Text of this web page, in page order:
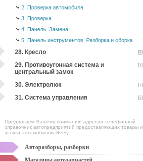
2. Проверка автомобиля
3. Проверка
4. Панель. Замена
5. Панель инструментов. Разборка и сборка
28. Кресло
29. Противоугонная система и
центральный замок
30. Электролюк
31. Система управления
Предлагаем Вашему вниманию адресно-телефонный
справочник автопредприятий предоставляющих товары и
услуги автомобилям Geely:
Авторазборы, разборки